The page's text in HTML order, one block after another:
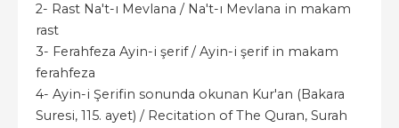
2- Rast Na't-ı Mevlana / Na't-ı Mevlana in makam
rast
3- Ferahfeza Ayin-i şerif / Ayin-i şerif in makam
ferahfeza
4- Ayin-i Şerifin sonunda okunan Kur'an (Bakara
Suresi, 115. ayet) / Recitation of The Quran, Surah